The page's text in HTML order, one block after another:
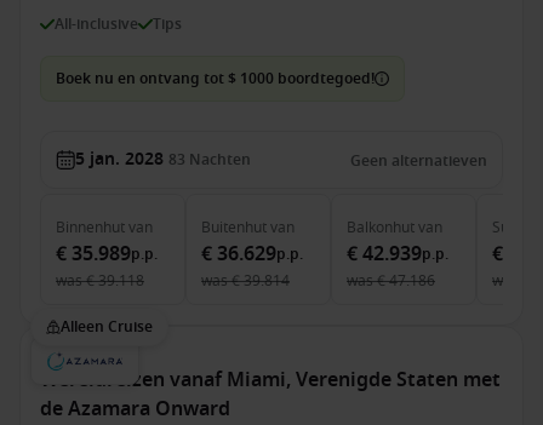
All-inclusive Tips
Boek nu en ontvang tot $ 1000 boordtegoed!
5 jan. 2028 83 Nachten Geen alternatieven
Binnenhutvan
€ 35.989p.p.
was€ 39.118
Buitenhutvan
€ 36.629p.p.
was€ 39.814
Balkonhutvan
€ 42.939p.p.
was€ 47.186
Suite
€
was
Alleen Cruise
Wereldreizen vanaf Miami, Verenigde Staten met
de Azamara Onward